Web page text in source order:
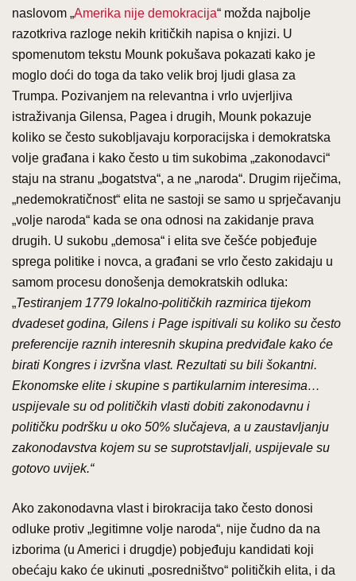
naslovom „Amerika nije demokracija“ možda najbolje
razotkriva razloge nekih kritičkih napisa o knjizi. U
spomenutom tekstu Mounk pokušava pokazati kako je
moglo doći do toga da tako velik broj ljudi glasa za
Trumpa. Pozivanjem na relevantna i vrlo uvjerljiva
istraživanja Gilensa, Pagea i drugih, Mounk pokazuje
koliko se često sukobljavaju korporacijska i demokratska
volje građana i kako često u tim sukobima „zakonodavci“
staju na stranu „bogatstva“, a ne „naroda“. Drugim riječima,
„nedemokratičnost“ elita ne sastoji se samo u sprječavanju
„volje naroda“ kada se ona odnosi na zakidanje prava
drugih. U sukobu „demosa“ i elita sve češće pobjeđuje
sprega politike i novca, a građani se vrlo često zakidaju u
samom procesu donošenja demokratskih odluka:
„Testiranjem 1779 lokalno-političkih razmirica tijekom
dvadeset godina, Gilens i Page ispitivali su koliko su često
preferencije raznih interesnih skupina predviđale kako će
birati Kongres i izvršna vlast. Rezultati su bili šokantni.
Ekonomske elite i skupine s partikularnim interesima…
uspijevale su od političkih vlasti dobiti zakonodavnu i
političku podršku u oko 50% slučajeva, a u zaustavljanju
zakonodavstva kojem su se suprotstavljali, uspijevale su
gotovo uvijek.“
Ako zakonodavna vlast i birokracija tako često donosi
odluke protiv „legitimne volje naroda“, nije čudno da na
izborima (u Americi i drugdje) pobjeđuju kandidati koji
obećaju kako će ukinuti „posredništvo“ političkih elita, i da